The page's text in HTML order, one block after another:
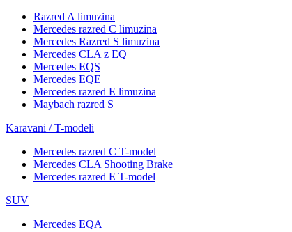
Razred A limuzina
Mercedes razred C limuzina
Mercedes Razred S limuzina
Mercedes CLA z EQ
Mercedes EQS
Mercedes EQE
Mercedes razred E limuzina
Maybach razred S
Karavani / T-modeli
Mercedes razred C T-model
Mercedes CLA Shooting Brake
Mercedes razred E T-model
SUV
Mercedes EQA